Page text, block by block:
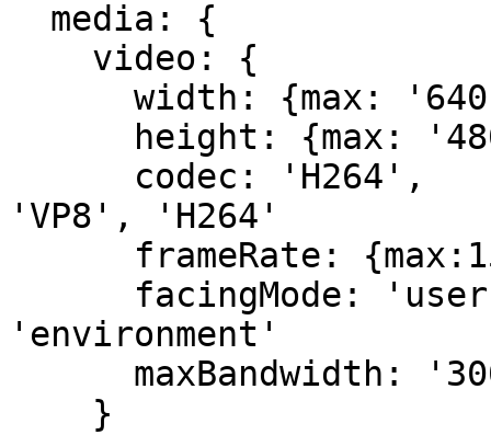
'VP8', 'H264'
'environment'